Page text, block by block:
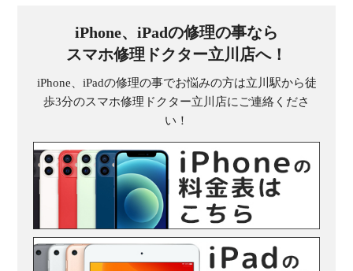
iPhone、iPadの修理の事なら
スマホ修理ドクター立川店へ！
iPhone、iPadの修理の事でお悩みの方は立川駅から徒
歩3分のスマホ修理ドクター立川店にご連絡くださ
い！